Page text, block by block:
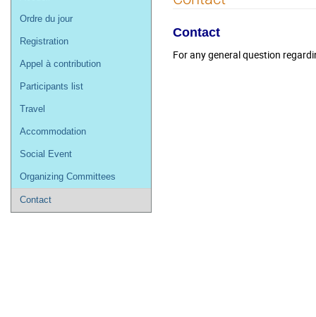
de
Ordre du jour
Registration
Appel à contribution
Participants list
Travel
Accommodation
Social Event
Organizing Committees
Contact
Contact
For any general question